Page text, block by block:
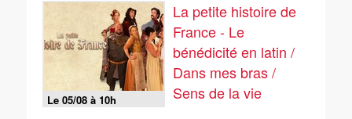
Le 05/08 à 10h
La petite histoire de
France - Le
bénédicité en latin /
Dans mes bras /
Sens de la vie